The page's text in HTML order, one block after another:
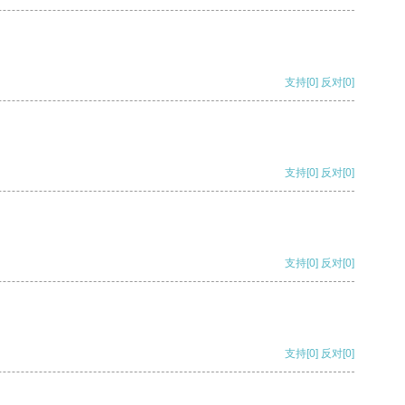
支持[0] 反对[0]
支持[0] 反对[0]
支持[0] 反对[0]
支持[0] 反对[0]